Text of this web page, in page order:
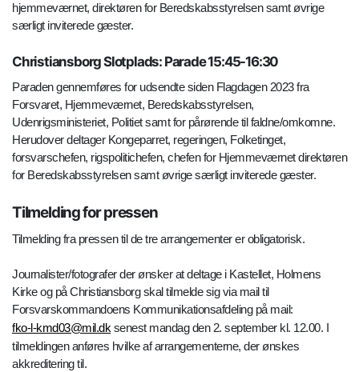
hjemmeværnet, direktøren for Beredskabsstyrelsen samt øvrige
særligt inviterede gæster.
Christiansborg Slotplads: Parade 15:45-16:30
Paraden gennemføres for udsendte siden Flagdagen 2023 fra
Forsvaret, Hjemmeværnet, Beredskabsstyrelsen,
Udenrigsministeriet, Politiet samt for pårørende til faldne/omkomne.
Herudover deltager Kongeparret, regeringen, Folketinget,
forsvarschefen, rigspolitichefen, chefen for Hjemmeværnet direktøren
for Beredskabsstyrelsen samt øvrige særligt inviterede gæster.
Tilmelding for pressen
Tilmelding fra pressen til de tre arrangementer er obligatorisk.
Journalister/fotografer der ønsker at deltage i Kastellet, Holmens
Kirke og på Christiansborg skal tilmelde sig via mail til
Forsvarskommandoens Kommunikationsafdeling på mail:
fko-l-kmd03@mil.dk senest mandag den 2. september kl. 12.00. I
tilmeldingen anføres hvilke af arrangementerne, der ønskes
akkreditering til.